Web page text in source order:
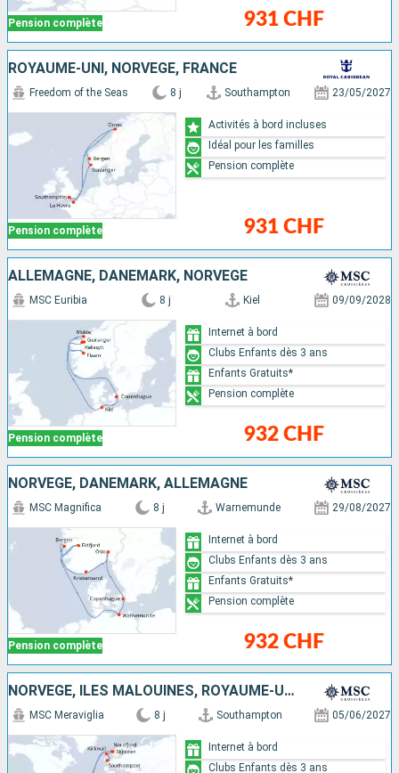
Pension complète 931 CHF
ROYAUME-UNI, NORVÈGE, FRANCE
Pension complète
Freedom of the Seas 8 j Southampton 23/05/2027
931 CHF
Activités à bord incluses
Idéal pour les familles
Pension complète
ALLEMAGNE, DANEMARK, NORVÈGE
Pension complète
MSC Euribia 8 j Kiel 09/09/2028
932 CHF
Internet à bord
Clubs Enfants dès 3 ans
Enfants Gratuits*
Pension complète
NORVÈGE, DANEMARK, ALLEMAGNE
Pension complète
MSC Magnifica 8 j Warnemunde 29/08/2027
932 CHF
Internet à bord
Clubs Enfants dès 3 ans
Enfants Gratuits*
Pension complète
NORVÈGE, ÎLES MALOUINES, ROYAUME-UNI
MSC Meraviglia 8 j Southampton 05/06/2027
Internet à bord
Clubs Enfants dès 3 ans